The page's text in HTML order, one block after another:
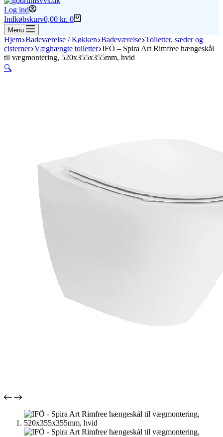
Log ind
Indkøbskurv0,00 kr. 0
Menu
Hjem Badeværelse / Køkken Badeværelse Toiletter, sæder og
cisterner Væghængte toiletter IFÖ – Spira Art Rimfree hængeskål
til vægmontering, 520x355x355mm, hvid
🔍